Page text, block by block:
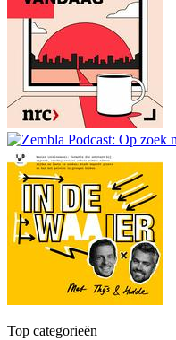
Top categorieën